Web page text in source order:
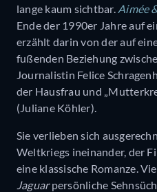
lange kaum sichtbar. Aimée
Ende der 1990er Jahre auf
erzählt darin von der auf
fußenden Beziehung
Journalistin Felice
der Hausfrau und
(Juliane Köhler).
Sie verlieben sich
Weltkriegs ineinander, der
eine klassische Romanze.
Jaguarpersönliche